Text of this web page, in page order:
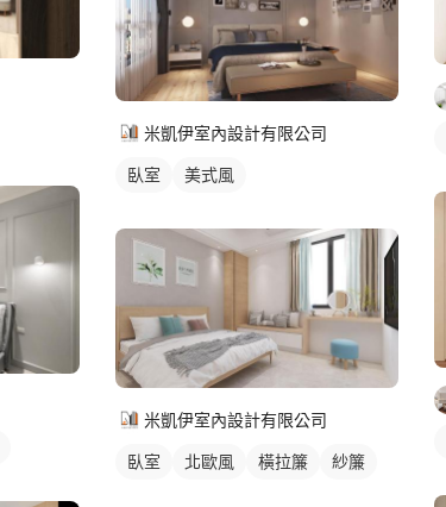
米凱伊室內設計有限公司
臥室 美式風
米凱伊室內設計有限公司
臥室 北歐風 橫拉簾 紗簾